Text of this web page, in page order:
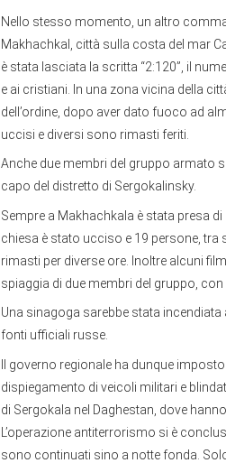
Nello stesso momento, un altro
Makhachkal, città sulla costa del mar
è stata lasciata la scritta “2:120”, il
e ai cristiani. In una zona vicina della
dell’ordine, dopo aver dato fuoco ad
uccisi e diversi sono rimasti feriti.
Anche due membri del gruppo armato
capo del distretto di Sergokalinsky.
Sempre a Makhachkala è stata presa
chiesa è stato ucciso e 19 persone,
rimasti per diverse ore. Inoltre alcuni
spiaggia di due membri del gruppo,
Una sinagoga sarebbe stata
fonti ufficiali russe.
Il governo regionale ha dunque
dispiegamento di veicoli militari e
di Sergokala nel Daghestan, dove
L’operazione antiterrorismo si è
sono continuati sino a notte fonda.